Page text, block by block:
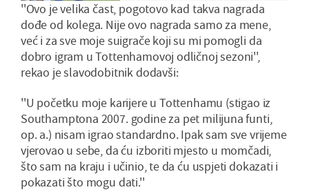
''Ovo je velika čast, pogotovo kad takva nagrada
dođe od kolega. Nije ovo nagrada samo za mene,
već i za sve moje suigrače koji su mi pomogli da
dobro igram u Tottenhamovoj odličnoj sezoni'',
rekao je slavodobitnik dodavši:
''U početku moje karijere u Tottenhamu (stigao iz
Southamptona 2007. godine za pet milijuna funti,
op. a.) nisam igrao standardno. Ipak sam sve vrijeme
vjerovao u sebe, da ću izboriti mjesto u momčadi,
što sam na kraju i učinio, te da ću uspjeti dokazati i
pokazati što mogu dati.''